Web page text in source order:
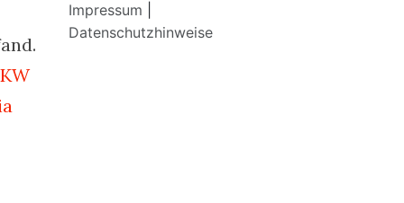
Impressum
Datenschutzhinweise